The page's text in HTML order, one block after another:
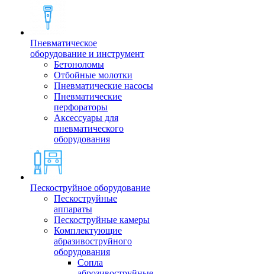
Пневматическое
оборудование и инструмент
Бетоноломы
Отбойные молотки
Пневматические насосы
Пневматические
перфораторы
Аксессуары для
пневматического
оборудования
Пескоструйное оборудование
Пескоструйные
аппараты
Пескоструйные камеры
Комплектующие
абразивоструйного
оборудования
Сопла